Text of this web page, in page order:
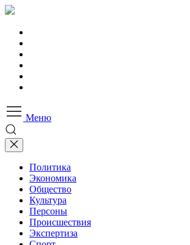
Меню
Политика
Экономика
Общество
Культура
Персоны
Происшествия
Экспертиза